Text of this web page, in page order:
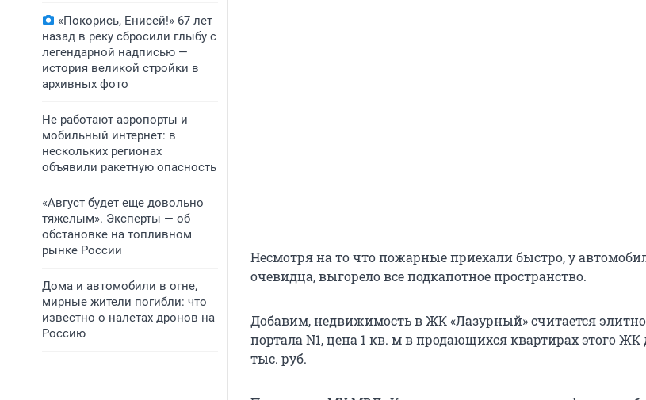
«Покорись, Енисей!» 67 лет
назад в реку сбросили глыбу с
легендарной надписью —
история великой стройки в
архивных фото
Не работают аэропорты и
мобильный интернет: в
нескольких регионах
объявили ракетную опасность
«Август будет еще довольно
тяжелым». Эксперты — об
обстановке на топливном
рынке России
Дома и автомобили в огне,
мирные жители погибли: что
известно о налетах дронов на
Россию
Несмотря на то что пожарные приехали быстро, у
очевидца, выгорело все подкапотное пространство.
Добавим, недвижимость в ЖК «Лазурный» считается
портала N1, цена 1 кв. м в продающихся квартирах этого ЖК
тыс. руб.